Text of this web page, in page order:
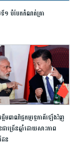
ទី​១​ ​បំបែក​កំណត់ត្រា​
មពាណិជ្ជកម្មទ្វេភាគីឡើងវិញ
ាច្រើនឆ្នាំដោយសារភាព
ែន